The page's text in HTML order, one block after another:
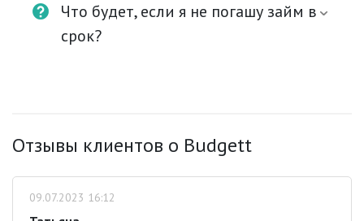
Что будет, если я не погашу займ в
срок?
Отзывы клиентов о Budgett
09.07.2023 16:12